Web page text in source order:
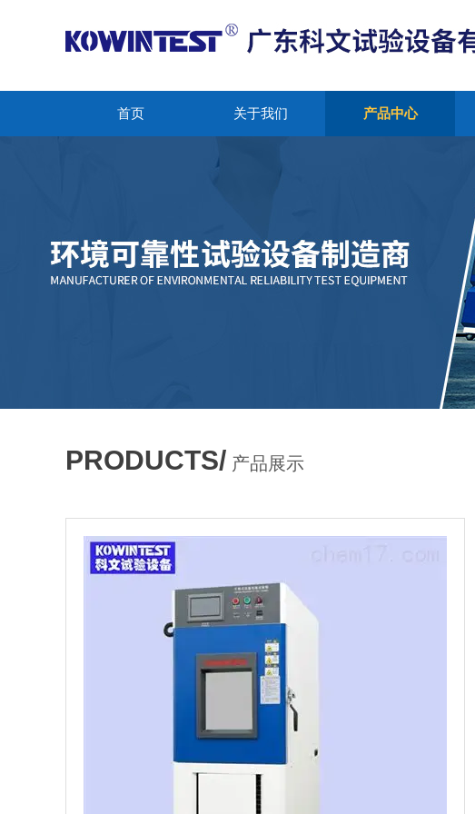
首页 关于我们 产品中心
PRODUCTS/ 产品展示